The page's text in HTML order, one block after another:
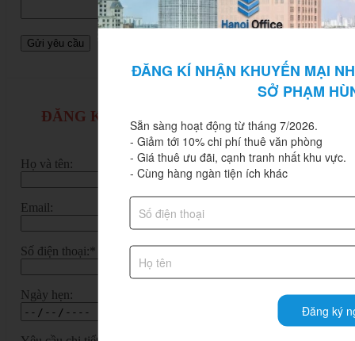
ĐĂNG KÝ TƯ VẤN VĂN PHÒNG LÀM
VIỆC RIÊNG
Họ và tên:
Email:
Số điện thoại:*
Ngày hẹn:
ĐĂNG KÍ NHẬN KHUYẾN MẠI
SỞ PHẠM
Sẵn sàng hoạt động từ tháng 7/2026.
- Giảm tới 10% chi phí thuê văn phòng
- Giá thuê ưu đãi, cạnh tranh nhất khu vực.
- Cùng hàng ngàn tiện ích khác
Đăng ký